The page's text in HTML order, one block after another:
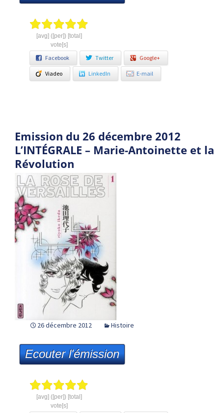
[avg] ([per]) [total]
vote[s]
Facebook Twitter Google+
Viadeo LinkedIn E-mail
Emission du 26 décembre 2012
L’INTÉGRALE – Marie-Antoinette et la
Révolution
26 décembre 2012 Histoire
Ecouter l'émission
[avg] ([per]) [total]
vote[s]